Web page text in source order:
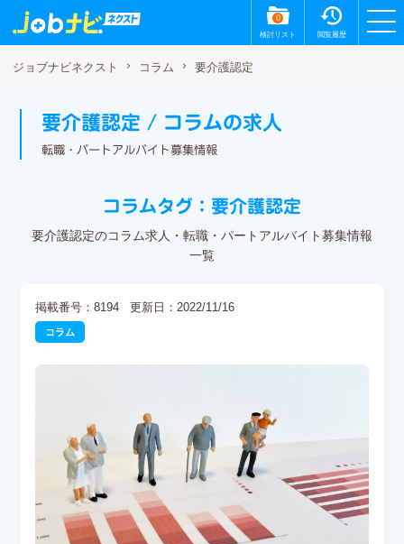
0
検討リスト 閲覧履歴
ジョブナビネクスト コラム 要介護認定
要介護認定 / コラムの求人
転職・パートアルバイト募集情報
コラムタグ：要介護認定
要介護認定のコラム求人・転職・パートアルバイト募集情報
一覧
掲載番号：8194 更新日：2022/11/16
コラム